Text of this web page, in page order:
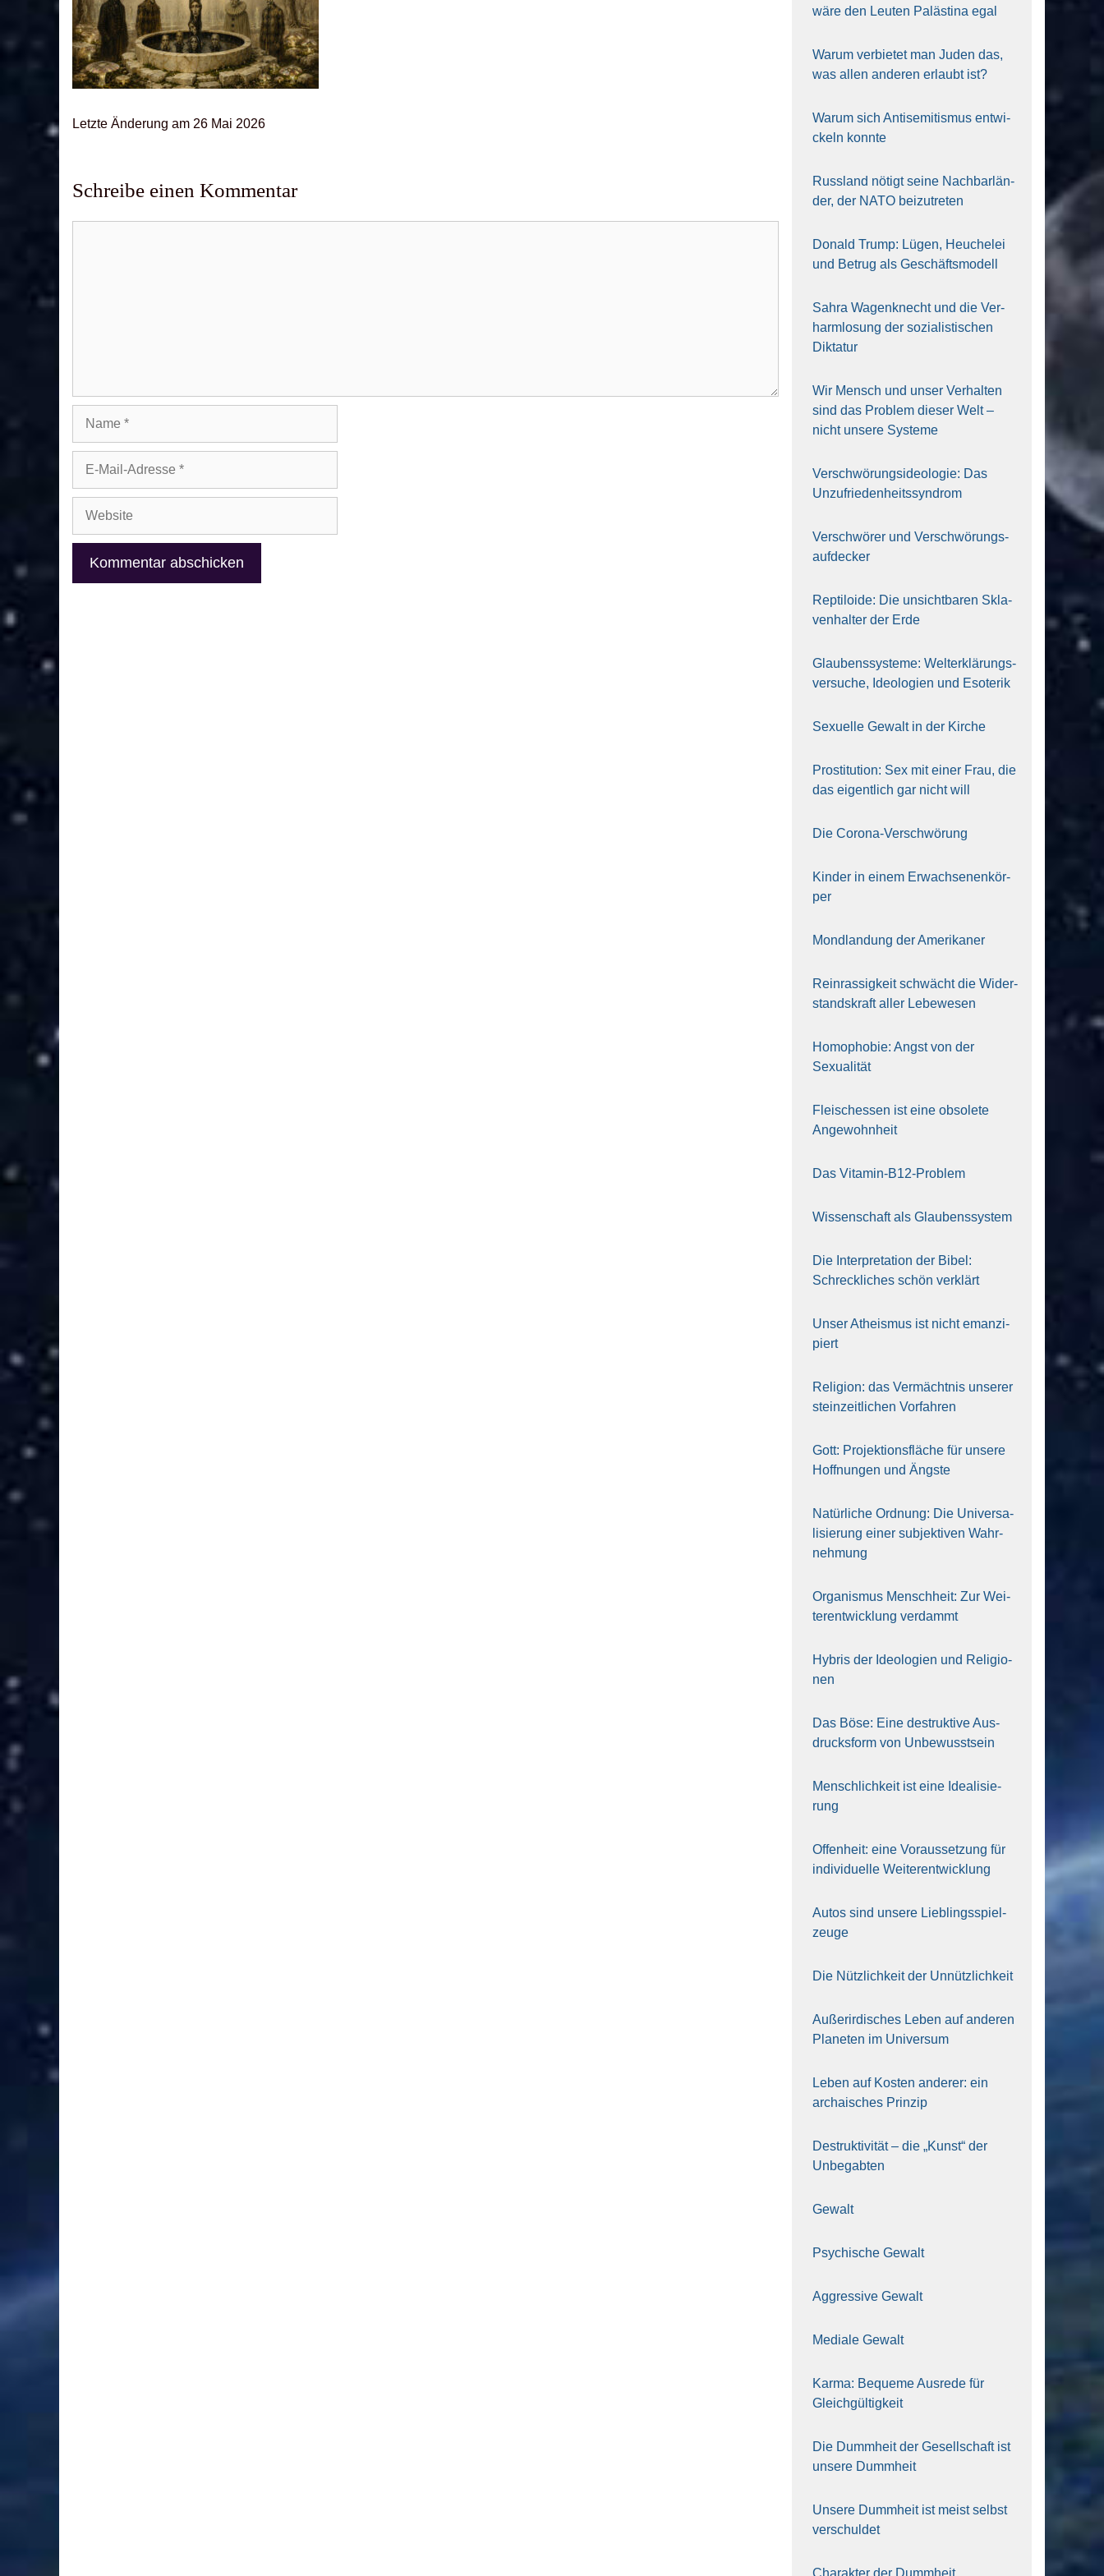
Letz­te Ände­rung am 26 Mai 2026
Schreibe einen Kommentar
Adresse
wäre den Leu­ten Paläs­ti­na egal
War­um ver­bie­tet man Juden das,
was allen ande­ren erlaubt ist?
War­um sich Anti­se­mi­tis­mus ent­wi­
ckeln konn­te
Russ­land nötigt sei­ne Nach­bar­län­
der, der NATO bei­zu­tre­ten
Donald Trump: Lügen, Heu­che­lei
und Betrug als Geschäfts­mo­dell
Sahra Wagen­knecht und die Ver­
harm­lo­sung der sozia­lis­ti­schen
Dik­ta­tur
Wir Mensch und unser Ver­hal­ten
sind das Pro­blem die­ser Welt –
nicht unse­re Sys‍te‍me
Ver­schwö­rungs­ideo­lo­gie: Das
Unzufrieden­heitssyndrom
Ver­schwö­rer und Verschwörungs­
aufdecker
Rep­ti­lo­ide: Die unsicht­ba­ren Skla­
ven­hal­ter der Erde
Glau­bens­sys­te­me: Welt­erklä­rungs­
ver­su­che, Ideo­lo­gien und Eso­te­rik
Sexu­el­le Gewalt in der Kir­che
Pro­sti­tu­ti­on: Sex mit einer Frau, die
das eigent­lich gar nicht will
Die Coro­na-Ver­schwö­rung
Kin­der in einem Erwach­se­nen­kör­
per
Mond­lan­dung der Ame­ri­ka­ner
Rein­ras­sig­keit schwächt die Wider­
stands­kraft aller Lebe­we­sen
Homo­pho­bie: Angst von der
Sexua­li­tät
Fleisch­essen ist eine obso­le­te
An‍ge‍wohn‍heit
Das Vit­amin-B12-Pro­blem
Wis­sen­schaft als Glau­bens­sys­tem
Die Inter­pre­ta­ti­on der Bibel:
Schreck­li­ches schön ver­klärt
Unser Athe­is­mus ist nicht eman­zi­
piert
Reli­gi­on: das Ver­mächt­nis unse­rer
stein­zeit­li­chen Vor­fah­ren
Gott: Pro­jek­ti­ons­flä­che für unse­re
Hoff­nun­gen und Ängs­te
Natür­li­che Ord­nung: Die Uni­ver­sa­
li­sie­rung einer sub­jek­ti­ven Wahr­
neh­mung
Orga­nis­mus Mensch­heit: Zur Wei­
ter­ent­wick­lung ver­dammt
Hybris der Ideo­lo­gien und Reli­gio­
nen
Das Böse: Eine destruk­ti­ve Aus­
drucks­form von Unbe­wusst­sein
Mensch­lich­keit ist eine Idea­li­sie­
rung
Offen­heit: eine Vor­aus­set­zung für
indi­vi­du­el­le Wei­ter­ent­wick­lung
Autos sind unse­re Lieb­lings­spiel­
zeu­ge
Die Nütz­lich­keit der Unnütz­lich­keit
Außer­ir­di­sches Leben auf ande­ren
Pla­ne­ten im Uni­ver­sum
Leben auf Kos­ten ande­rer: ein
archai­sches Prin­zip
Destruk­ti­vi­tät – die „Kunst“ der
Unbe­gab­ten
Gewalt
Psy­chi­sche Gewalt
Aggres­si­ve Gewalt
Media­le Gewalt
Kar­ma: Beque­me Aus­re­de für
Gleich­gül­tig­keit
Die Dumm­heit der Gesell­schaft ist
unse­re Dumm­heit
Unse­re Dumm­heit ist meist selbst
ver­schul­det
Cha­rak­ter der Dumm­heit